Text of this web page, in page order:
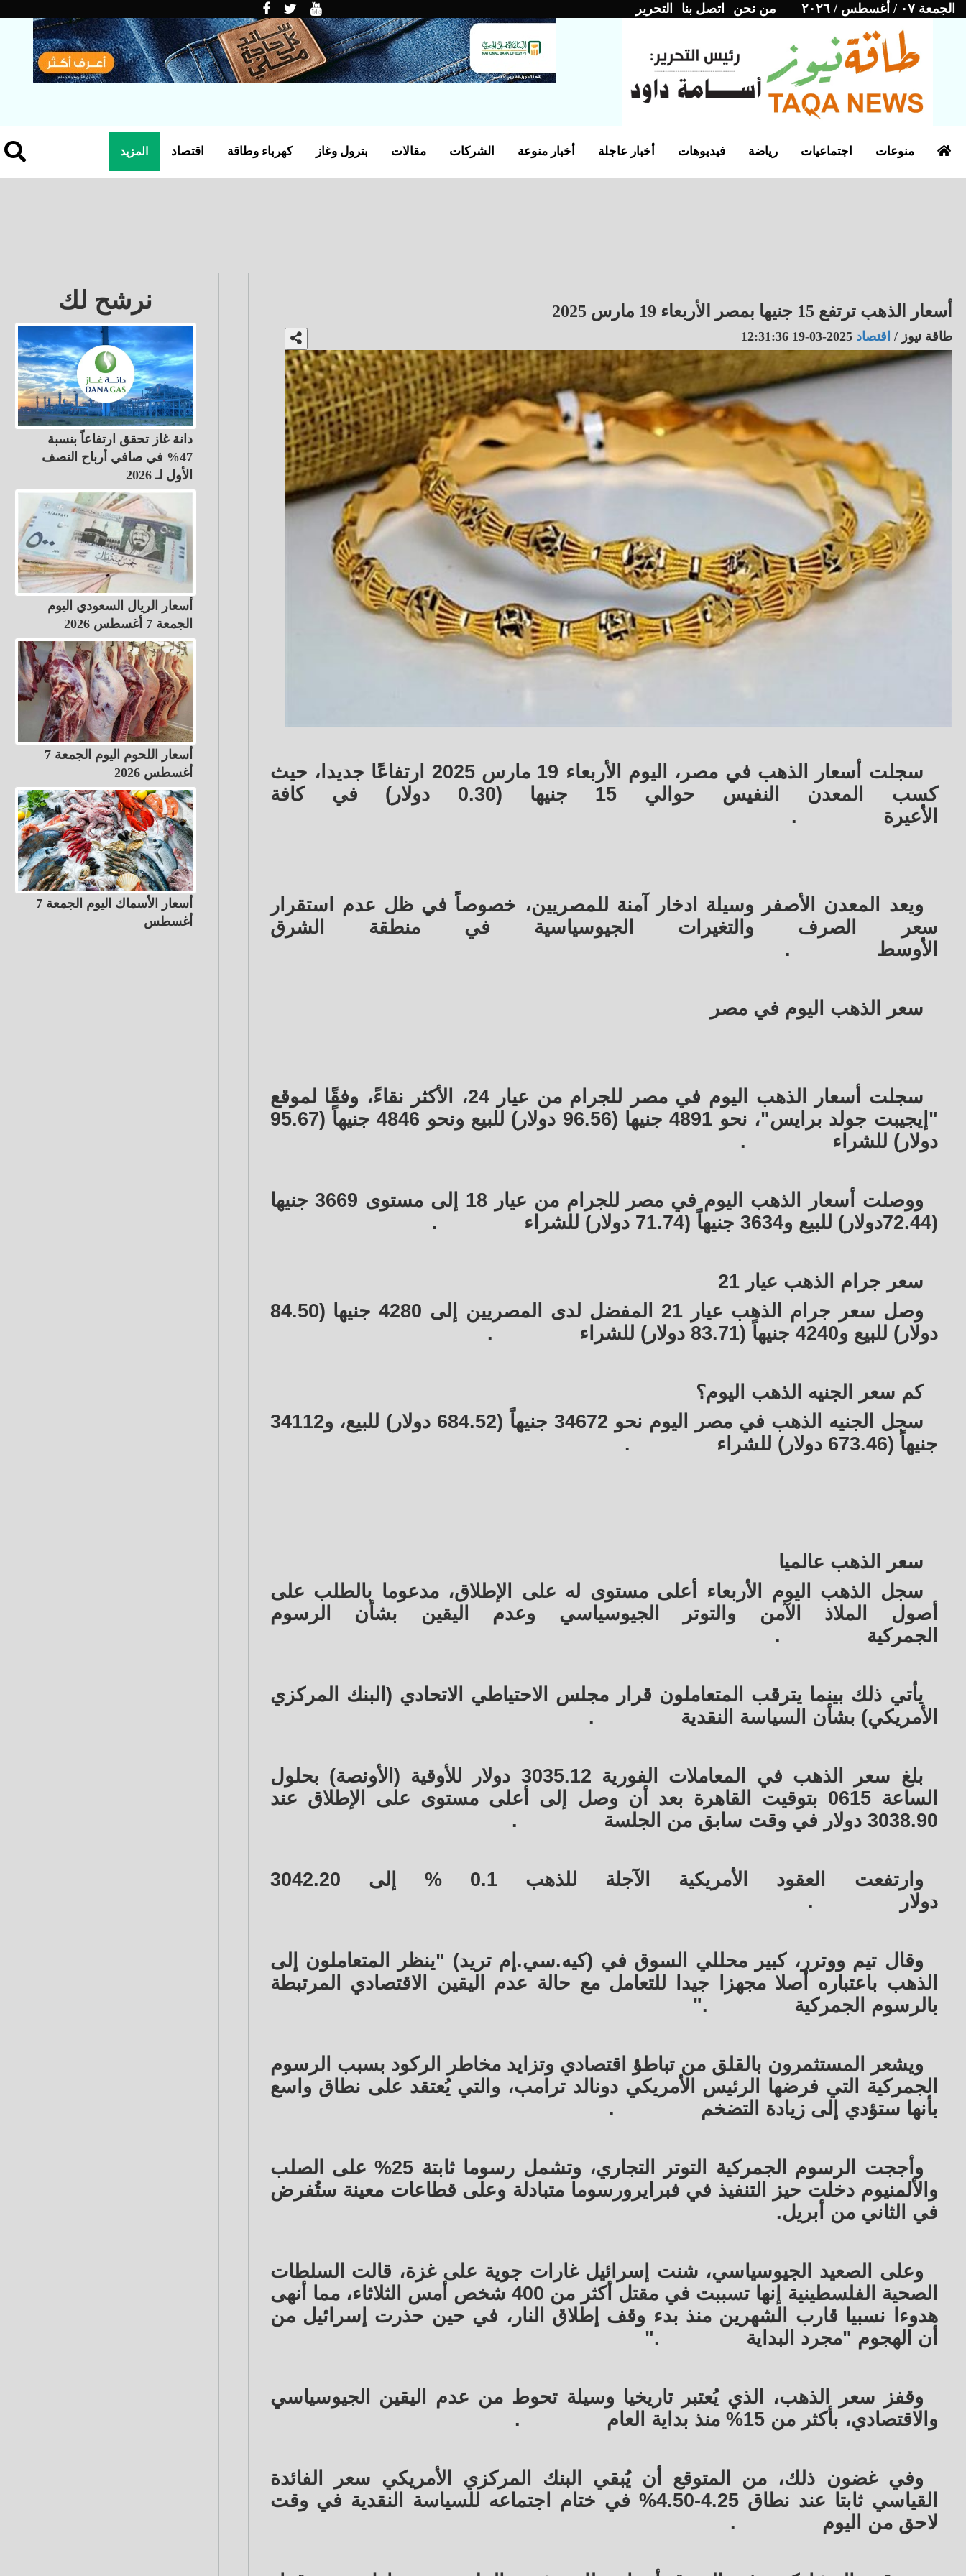
الجمعة ٠٧ / أغسطس / ٢٠٢٦ من نحن اتصل بنا التحرير
المزيد اقتصاد كهرباء وطاقة بترول وغاز مقالات الشركات أخبار منوعة أخبار عاجلة فيديوهات رياضة اجتماعيات منوعات
أسعار الذهب ترتفع 15 جنيها بمصر الأربعاء 19 مارس 2025
طاقة نيوز / اقتصاد2025-03-19 12:31:36
سجلت أسعار الذهب في مصر، اليوم الأربعاء 19 مارس 2025 ارتفاعًا جديدا، حيث
كسب المعدن النفيس حوالي 15 جنيها (0.30 دولار) في كافة
الأعيرة
.
ويعد المعدن الأصفر وسيلة ادخار آمنة للمصريين، خصوصاً في ظل عدم استقرار
سعر الصرف والتغيرات الجيوسياسية في منطقة الشرق
الأوسط
.
سعر الذهب اليوم في مصر
سجلت أسعار الذهب اليوم في مصر للجرام من عيار 24، الأكثر نقاءً، وفقًا لموقع
"إيجيبت جولد برايس"، نحو 4891 جنيها (96.56 دولار) للبيع ونحو 4846 جنيهاً (95.67
دولار) للشراء
.
ووصلت أسعار الذهب اليوم في مصر للجرام من عيار 18 إلى مستوى 3669 جنيها
(72.44دولار) للبيع و3634 جنيهاً (71.74 دولار) للشراء
.
سعر جرام الذهب عيار 21
وصل سعر جرام الذهب عيار 21 المفضل لدى المصريين إلى 4280 جنيها (84.50
دولار) للبيع و4240 جنيهاً (83.71 دولار) للشراء
.
كم سعر الجنيه الذهب اليوم؟
سجل الجنيه الذهب في مصر اليوم نحو 34672 جنيهاً (684.52 دولار) للبيع، و34112
جنيهاً (673.46 دولار) للشراء
.
سعر الذهب عالميا
سجل الذهب اليوم الأربعاء أعلى مستوى له على الإطلاق، مدعوما بالطلب على
أصول الملاذ الآمن والتوتر الجيوسياسي وعدم اليقين بشأن الرسوم
الجمركية
.
يأتي ذلك بينما يترقب المتعاملون قرار مجلس الاحتياطي الاتحادي (البنك المركزي
الأمريكي) بشأن السياسة النقدية
.
بلغ سعر الذهب في المعاملات الفورية 3035.12 دولار للأوقية (الأونصة) بحلول
الساعة 0615 بتوقيت القاهرة بعد أن وصل إلى أعلى مستوى على الإطلاق عند
3038.90 دولار في وقت سابق من الجلسة
.
وارتفعت العقود الأمريكية الآجلة للذهب 0.1 % إلى 3042.20
دولار
.
وقال تيم ووترر، كبير محللي السوق في (كيه.سي.إم تريد) "ينظر المتعاملون إلى
الذهب باعتباره أصلا مجهزا جيدا للتعامل مع حالة عدم اليقين الاقتصادي المرتبطة
بالرسوم الجمركية
".
ويشعر المستثمرون بالقلق من تباطؤ اقتصادي وتزايد مخاطر الركود بسبب الرسوم
الجمركية التي فرضها الرئيس الأمريكي دونالد ترامب، والتي يُعتقد على نطاق واسع
بأنها ستؤدي إلى زيادة التضخم
.
وأججت الرسوم الجمركية التوتر التجاري، وتشمل رسوما ثابتة 25% على الصلب
والألمنيوم دخلت حيز التنفيذ في فبرايرورسوما متبادلة وعلى قطاعات معينة ستُفرض
في الثاني من أبريل.
وعلى الصعيد الجيوسياسي، شنت إسرائيل غارات جوية على غزة، قالت السلطات
الصحية الفلسطينية إنها تسببت في مقتل أكثر من 400 شخص أمس الثلاثاء، مما أنهى
هدوءا نسبيا قارب الشهرين منذ بدء وقف إطلاق النار، في حين حذرت إسرائيل من
أن الهجوم "مجرد البداية
".
وقفز سعر الذهب، الذي يُعتبر تاريخيا وسيلة تحوط من عدم اليقين الجيوسياسي
والاقتصادي، بأكثر من 15% منذ بداية العام
.
وفي غضون ذلك، من المتوقع أن يُبقي البنك المركزي الأمريكي سعر الفائدة
القياسي ثابتا عند نطاق 4.25-4.50% في ختام اجتماعه للسياسة النقدية في وقت
لاحق من اليوم
.
نرشح لك
دانة غاز تحقق ارتفاعاً بنسبة
47% في صافي أرباح النصف
الأول لـ 2026
أسعار الريال السعودي اليوم
الجمعة 7 أغسطس 2026
أسعار اللحوم اليوم الجمعة 7
أغسطس 2026
أسعار الأسماك اليوم الجمعة 7
أغسطس